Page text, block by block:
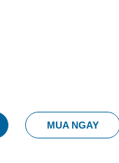
MUA NGAY